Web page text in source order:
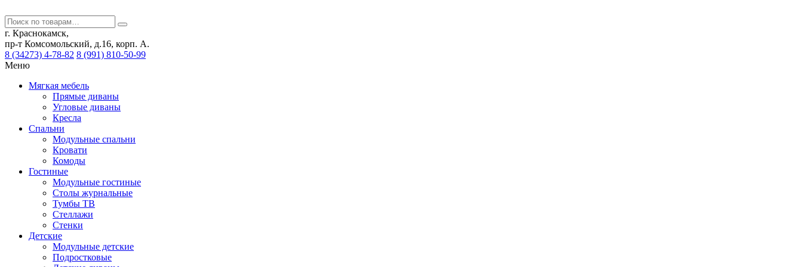
г. Краснокамск,
пр-т Комсомольский, д.16, корп. А.
8 (34273) 4-78-82 8 (991) 810-50-99
Меню
Мягкая мебель
Прямые диваны
Угловые диваны
Кресла
Спальни
Модульные спальни
Кровати
Комоды
Гостиные
Модульные гостиные
Столы журнальные
Тумбы ТВ
Стеллажи
Стенки
Детские
Модульные детские
Подростковые